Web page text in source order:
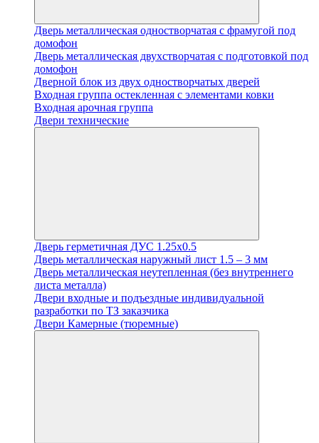
Дверь металлическая одностворчатая с фрамугой под
домофон
Дверь металлическая двухстворчатая с подготовкой под
домофон
Дверной блок из двух одностворчатых дверей
Входная группа остекленная с элементами ковки
Входная арочная группа
Двери технические
Дверь герметичная ДУС 1.25х0.5
Дверь металлическая наружный лист 1.5 – 3 мм
Дверь металлическая неутепленная (без внутреннего
листа металла)
Двери входные и подъездные индивидуальной
разработки по ТЗ заказчика
Двери Камерные (тюремные)